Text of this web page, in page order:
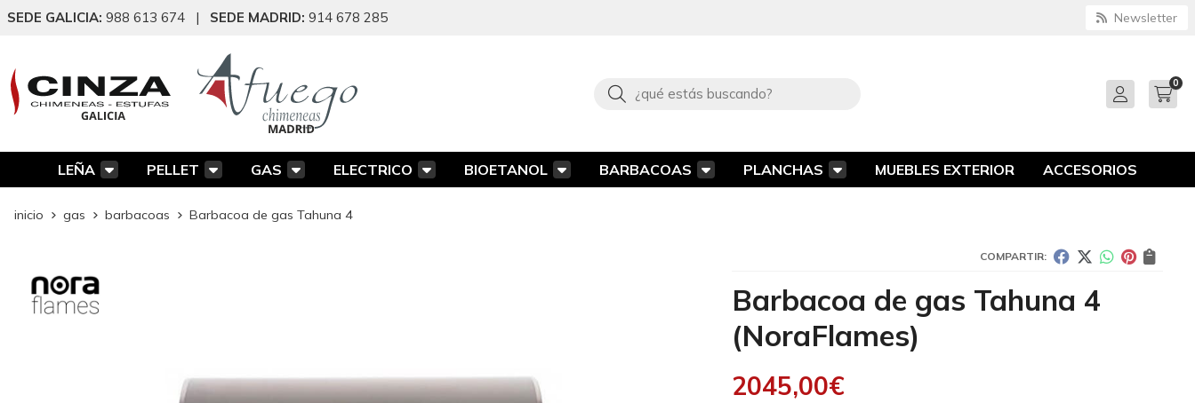
SEDE GALICIA: 988 613 674 | SEDE MADRID: 914 678 285 Newsletter
Buscar 0
LEÑA PELLET GAS ELECTRICO BIOETANOL BARBACOAS PLANCHAS MUEBLES EXTERIOR ACCESORIOS
inicio gas barbacoas Barbacoa de gas Tahuna 4
COMPARTIR:
Barbacoa de gas Tahuna 4
(NoraFlames)
2045,00€